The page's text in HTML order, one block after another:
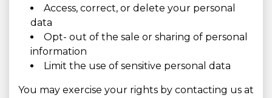
Access, correct, or delete your personal
data
Opt- out of the sale or sharing of personal
information
Limit the use of sensitive personal data
You may exercise your rights by contacting us at